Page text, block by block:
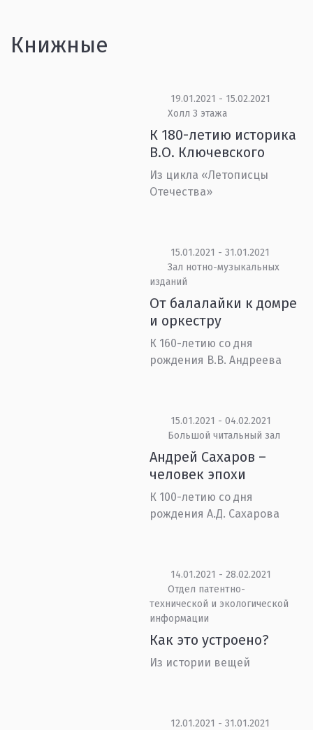
Книжные
19.01.2021 - 15.02.2021
Холл 3 этажа
К 180-летию историка
В.О. Ключевского
Из цикла «Летописцы
Отечества»
15.01.2021 - 31.01.2021
Зал нотно-музыкальных
изданий
От балалайки к домре
и оркестру
К 160-летию со дня
рождения В.В. Андреева
15.01.2021 - 04.02.2021
Большой читальный зал
Андрей Сахаров –
человек эпохи
К 100-летию со дня
рождения А.Д. Сахарова
14.01.2021 - 28.02.2021
Отдел патентно-
технической и экологической
информации
Как это устроено?
Из истории вещей
12.01.2021 - 31.01.2021